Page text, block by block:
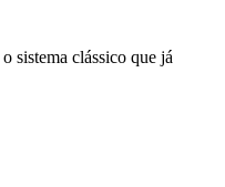
sistema clássico que já